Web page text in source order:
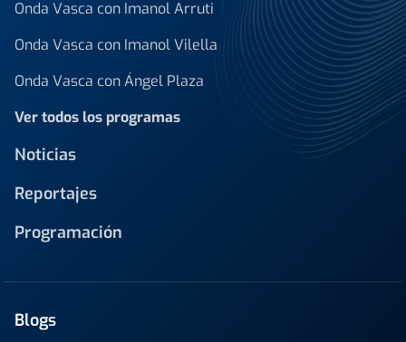
Onda Vasca con Imanol Arruti
Onda Vasca con Imanol Vilella
Onda Vasca con Ángel Plaza
Ver todos los programas
Noticias
Reportajes
Programación
Blogs